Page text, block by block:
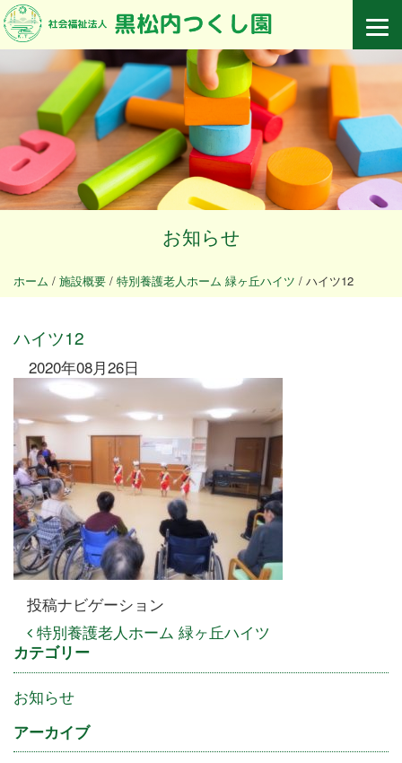
お知らせ
ホーム / 施設概要 / 特別養護老人ホーム 緑ヶ丘ハイツ / ハイツ12
ハイツ12
2020年08月26日
投稿ナビゲーション
特別養護老人ホーム 緑ヶ丘ハイツ
カテゴリー
お知らせ
アーカイブ